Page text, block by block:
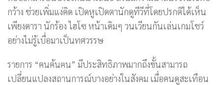
กว้าง ช่วยเพิ่มแง่คิด เปิดหูเปิดตานักดูทีวีที่โดยปรกติได้เห็น
เพียงดารา นักร้อง ไฮโซ หน้าเดิมๆ วนเวียนกันเล่นเกมโชว์
อย่างไม่รู้เบื่อมาเป็นทศวรรษ
รายการ “คนค้นฅน” มีประสิทธิภาพมากถึงขั้นสามารถ
เปลี่ยนแปลงสถานการณ์บางอย่างในสังคม เมื่อคนดูสะเทือน